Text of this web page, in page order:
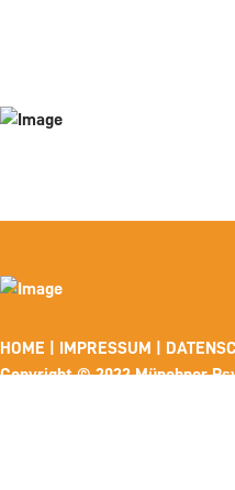
HOME IMPRESSUM
Copyright © 2022 Münchner